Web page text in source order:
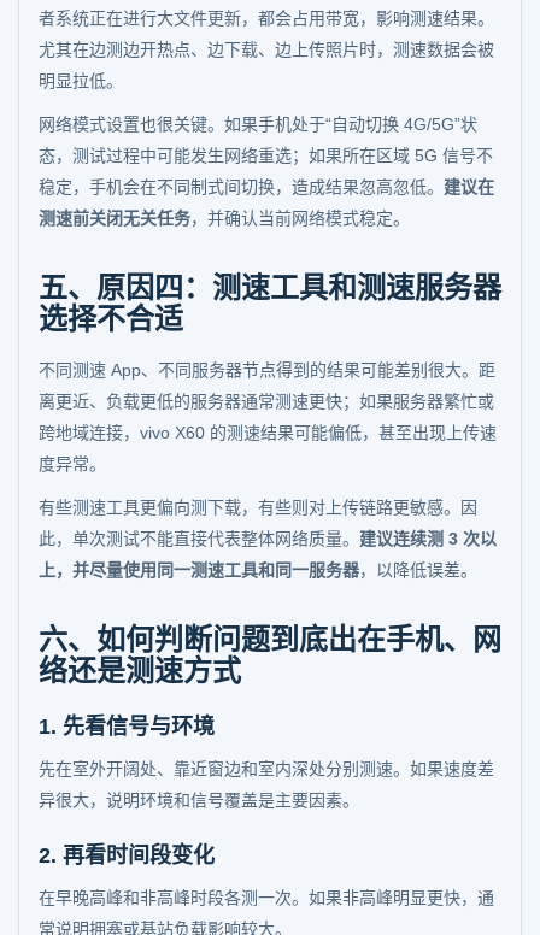
者系统正在进行大文件更新，都会占用带宽，影响测速结果。
尤其在边测边开热点、边下载、边上传照片时，测速数据会被
明显拉低。
网络模式设置也很关键。如果手机处于“自动切换 4G/5G”状
态，测试过程中可能发生网络重选；如果所在区域 5G 信号不
稳定，手机会在不同制式间切换，造成结果忽高忽低。 建议在
测速前关闭无关任务，并确认当前网络模式稳定。
五、原因四：测速工具和测速服务器
选择不合适
不同测速 App、不同服务器节点得到的结果可能差别很大。距
离更近、负载更低的服务器通常测速更快；如果服务器繁忙或
跨地域连接，vivo X60 的测速结果可能偏低，甚至出现上传速
度异常。
有些测速工具更偏向测下载，有些则对上传链路更敏感。因
此，单次测试不能直接代表整体网络质量。 建议连续测 3 次以
上，并尽量使用同一测速工具和同一服务器，以降低误差。
六、如何判断问题到底出在手机、网
络还是测速方式
1. 先看信号与环境
先在室外开阔处、靠近窗边和室内深处分别测速。如果速度差
异很大，说明环境和信号覆盖是主要因素。
2. 再看时间段变化
在早晚高峰和非高峰时段各测一次。如果非高峰明显更快，通
常说明拥塞或基站负载影响较大。